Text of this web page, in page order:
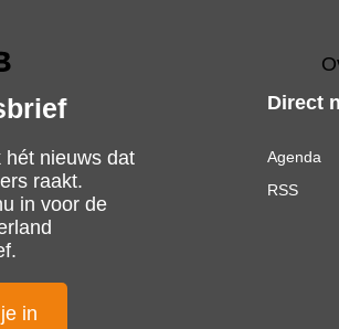
hét nieuws dat
raakt.
in voor de
in
Direct
Agenda
RSS